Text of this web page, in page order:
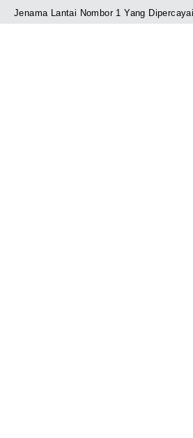
Skip
to
Jenama Lantai Nombor 1 Yang